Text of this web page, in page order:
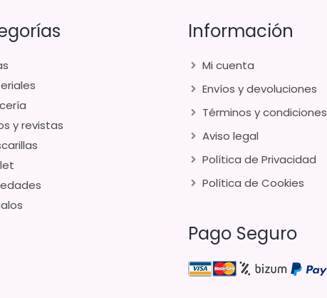
y revistas
Información
Mi cuenta
Envíos y devoluciones
Términos y condiciones
Aviso legal
Política de Privacidad
Política de Cookies
Pago Seguro